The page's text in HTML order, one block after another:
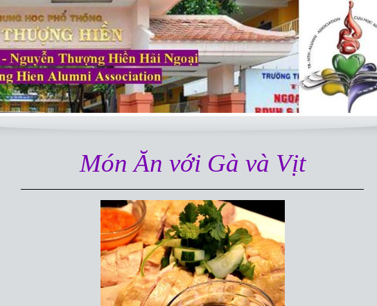
Món Ăn với Gà và Vịt